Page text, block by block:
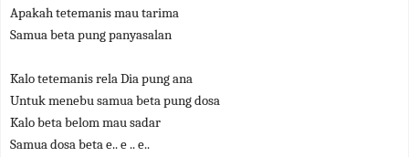
Apakah tetemanis mau tarima
Samua beta pung panyasalan
Kalo tetemanis rela Dia pung ana
Untuk menebu samua beta pung dosa
Kalo beta belom mau sadar
Samua dosa beta e.. e .. e..